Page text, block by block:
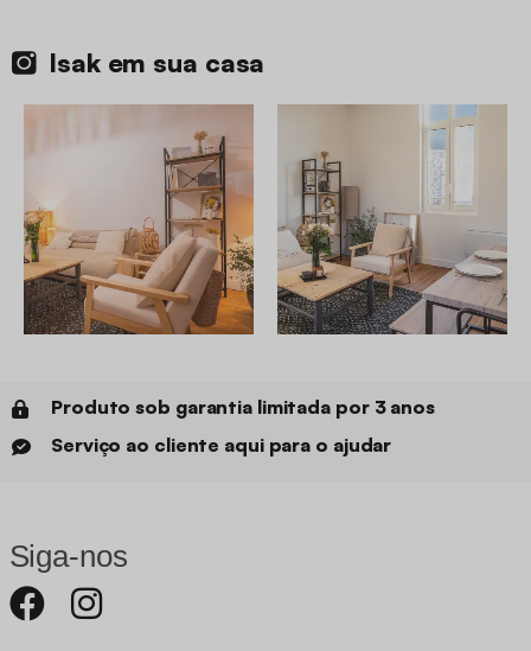
Isak em sua casa
Produto sob garantia limitada por 3 anos
Serviço ao cliente aqui para o ajudar
Siga-nos